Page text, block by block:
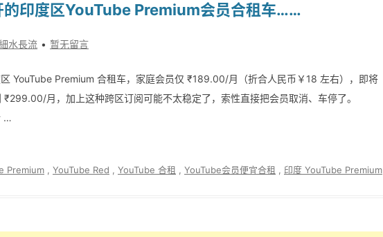
的印度区YouTube Premium会员合租车……
水長流 暂无留言
YouTube Premium 合租车，家庭会员仅 ₹189.00/月（折合人民币￥18 左右），即将
月，加上这种跨区订阅可能不太稳定了，索性直接把会员取消、车停了。
…
Premium YouTube Red YouTube 合租 YouTube会员便宜合租 印度 YouTube Premium